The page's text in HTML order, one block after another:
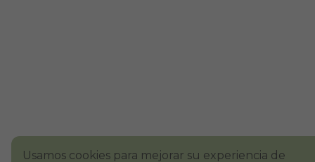
Usamos cookies para mejorar su experiencia de